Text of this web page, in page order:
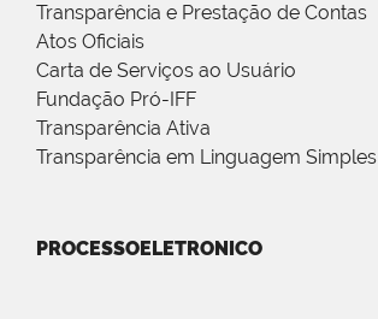
Transparência e Prestação de Contas
Atos Oficiais
Carta de Serviços ao Usuário
Fundação Pró-IFF
Transparência Ativa
Transparência em Linguagem Simples
PROCESSOELETRONICO